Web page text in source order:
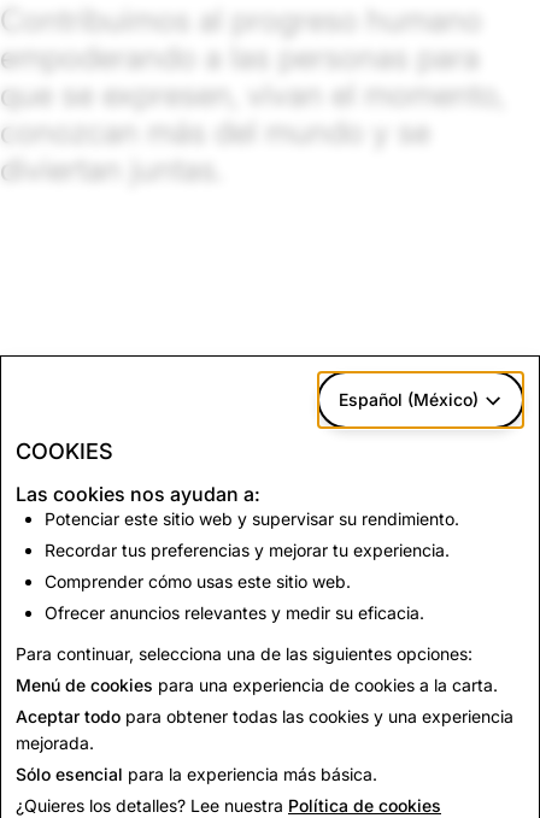
Contribuimos al progreso humano
empoderando a las personas para
que se expresen, vivan el momento,
conozcan más del mundo y se
diviertan juntas.
Español (México)
COOKIES
Las cookies nos ayudan a:
Potenciar este sitio web y supervisar su rendimiento.
Recordar tus preferencias y mejorar tu experiencia.
Comprender cómo usas este sitio web.
Ofrecer anuncios relevantes y medir su eficacia.
Para continuar, selecciona una de las siguientes opciones:
Menú de cookies para una experiencia de cookies a la carta.
Aceptar todo para obtener todas las cookies y una experiencia
mejorada.
Sólo esencial para la experiencia más básica.
¿Quieres los detalles? Lee nuestra Política de cookies